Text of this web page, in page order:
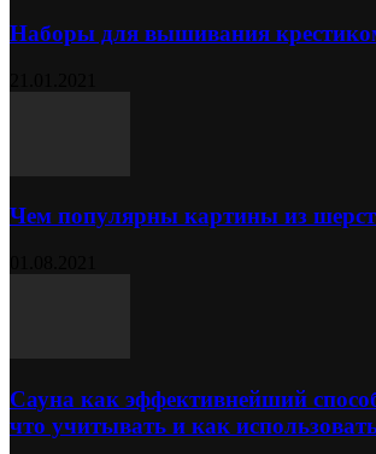
Наборы для вышивания
Чем популярны картины из
Сауна как эффективнейший
что учитывать и как